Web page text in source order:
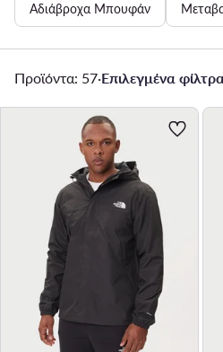
Αδιάβροχα Μπουφάν
Προϊόντα: 57·Επιλεγμένα